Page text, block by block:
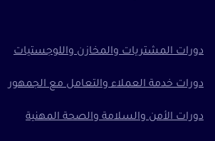
دورات المشتريات والمخازن واللوجستيات
دورات خدمة العملاء والتعامل مع الجمهور
دورات الأمن والسلامة والصحة المهنية